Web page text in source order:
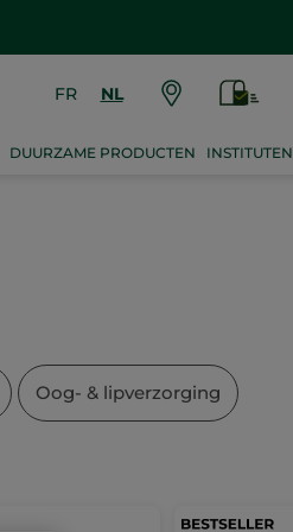
FR NL
DUURZAME PRODUCTEN INSTITUTEN
Oog- & lipverzorging